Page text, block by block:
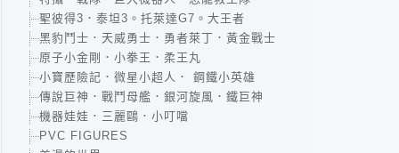
聖彼得3．泰坦3。托萊達G7。大王者
黑豹鬥士．天威勇士．勇者萊丁．黃金戰士
原子小金剛．小拳王．柔王丸
小寶歷險記．微星小超人． 鋼鐵小英雄
傳說巨神．戰鬥母艦．銀河旋風．鐵巨神
機器娃娃．三麗鷗．小叮噹
PVC FIGURES